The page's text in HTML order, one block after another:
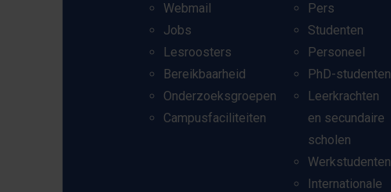
Webmail
Jobs
Lesroosters
Bereikbaarheid
Onderzoeksgroepen
Campusfaciliteiten
Pers
Studenten
Personeel
PhD-studenten
Leerkrachten
en secundaire
scholen
Werkstudenten
Internationale